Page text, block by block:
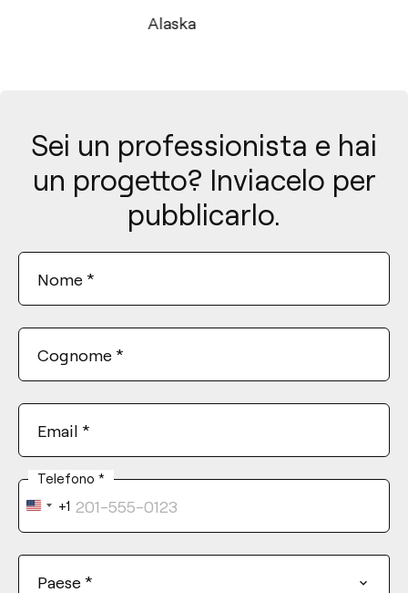
Alaska
Sei un professionista e hai
un progetto? Inviacelo per
pubblicarlo.
Nome *
Cognome *
Email *
Telefono *
United
States
+1
Paese *